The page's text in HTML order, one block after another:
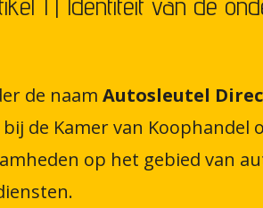
de naam Autosleutel
de Kamer van Koophandel
op het gebied van